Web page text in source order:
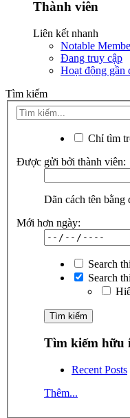
Thành viên
Liên kết nhanh
Notable
Đang truy cập
Hoạt động gần
Tìm kiếm
Chỉ tìm
Được gửi bởi thành viên:
Dãn cách tên bằng
Mới hơn ngày:
Search
Search
Tìm kiếm hữu
Recent Posts
Thêm...